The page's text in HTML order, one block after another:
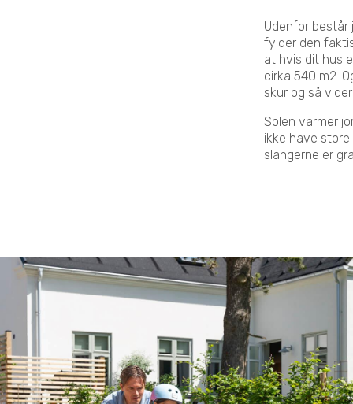
Udenfor består
fylder den
at hvis dit hus
cirka 540 m2.
skur og så
Solen varmer
ikke have
slangerne er